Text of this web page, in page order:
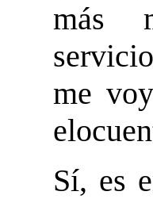
más
me
Sí, es